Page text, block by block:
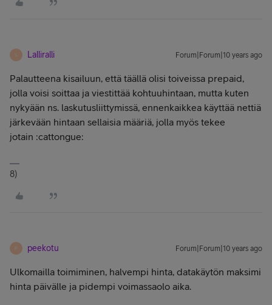
L Lalliralli Forum|Forum|10 years ago
Palautteena kisailuun, että täällä olisi toiveissa prepaid,
jolla voisi soittaa ja viestittää kohtuuhintaan, mutta kuten
nykyään ns. laskutusliittymissä, ennenkaikkea käyttää nettiä
järkevään hintaan sellaisia määriä, jolla myös tekee
jotain :cattongue:
8)
P peekotu Forum|Forum|10 years ago
Ulkomailla toimiminen, halvempi hinta, datakäytön maksimi
hinta päivälle ja pidempi voimassaolo aika.